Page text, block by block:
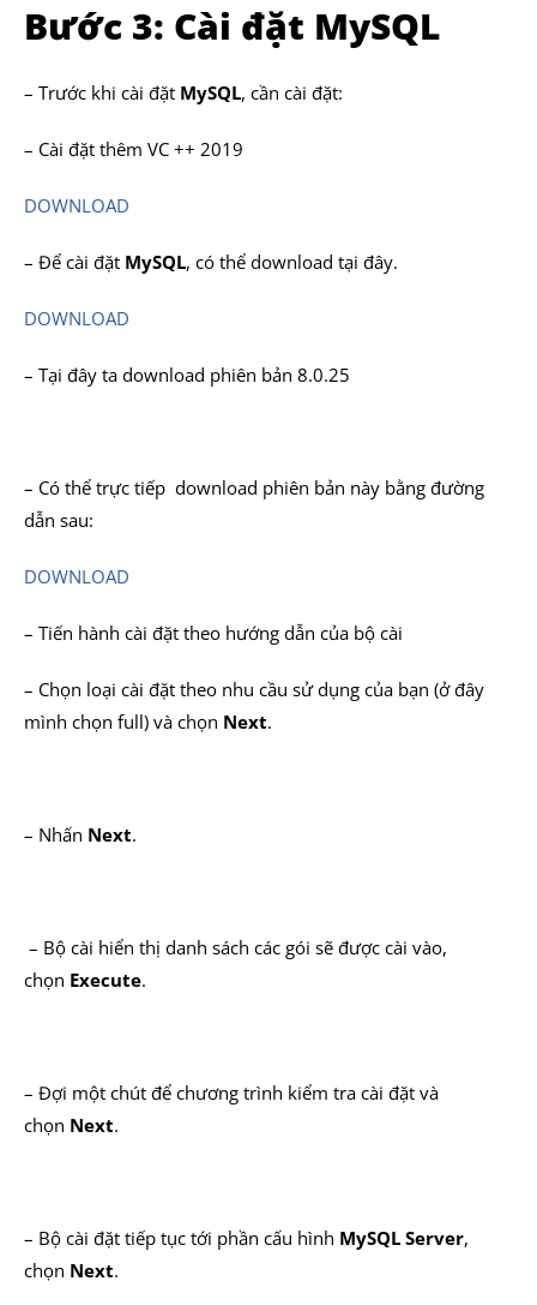
Bước 3: Cài đặt MySQL
– Trước khi cài đặt MySQL, cần cài đặt:
– Cài đặt thêm VC ++ 2019
DOWNLOAD
– Để cài đặt MySQL, có thể download tại đây.
DOWNLOAD
– Tại đây ta download phiên bản 8.0.25
– Có thể trực tiếp download phiên bản này bằng đường
dẫn sau:
DOWNLOAD
– Tiến hành cài đặt theo hướng dẫn của bộ cài
– Chọn loại cài đặt theo nhu cầu sử dụng của bạn (ở đây
mình chọn full) và chọn Next.
– Nhấn Next.
– Bộ cài hiển thị danh sách các gói sẽ được cài vào,
chọn Execute.
– Đợi một chút để chương trình kiểm tra cài đặt và
chọn Next.
– Bộ cài đặt tiếp tục tới phần cấu hình MySQL Server,
chọn Next.